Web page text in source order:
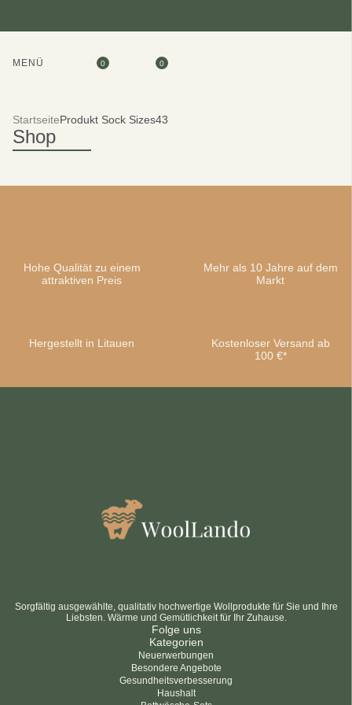
Abonnieren
bedingungen und Konditionen
MENÜ 0 0
StartseiteProdukt Sock Sizes43
Shop
Hohe Qualität zu einem
attraktiven Preis
Mehr als 10 Jahre auf dem
Markt
Hergestellt in Litauen
Kostenloser Versand ab
100 €*
Sorgfältig ausgewählte, qualitativ hochwertige Wollprodukte für Sie und Ihre
Liebsten. Wärme und Gemütlichkeit für Ihr Zuhause.
Folge uns
Kategorien
Neuerwerbungen
Besondere Angebote
Gesundheitsverbesserung
Haushalt